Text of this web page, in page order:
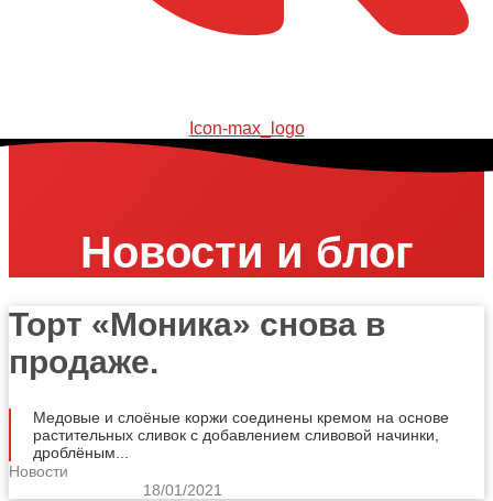
Icon-max_logo
Новости и блог
Торт «Моника» снова в
продаже.
Медовые и слоёные коржи соединены кремом на основе
растительных сливок с добавлением сливовой начинки,
дроблёным...
Новости
18/01/2021